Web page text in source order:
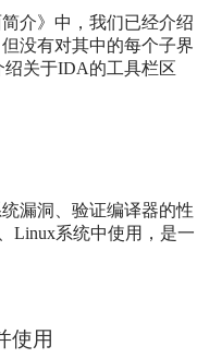
介》中，我们已经介绍
没有对其中的每个子界
绍关于IDA的工具栏区
漏洞、验证编译器的性
Linux系统中使用，是一
使用